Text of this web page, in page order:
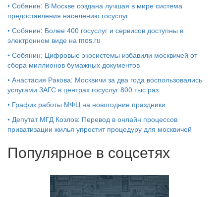
• Собянин: В Москве создана лучшая в мире система
предоставления населению госуслуг
• Собянин: Более 400 госуслуг и сервисов доступны в
электронном виде на mos.ru
• Собянин: Цифровые экосистемы избавили москвичей от
сбора миллионов бумажных документов
• Анастасия Ракова: Москвичи за два года воспользовались
услугами ЗАГС в центрах госуслуг 800 тыс раз
• График работы МФЦ на новогодние праздники
• Депутат МГД Козлов: Перевод в онлайн процессов
приватизации жилья упростит процедуру для москвичей
Популярное в соцсетях